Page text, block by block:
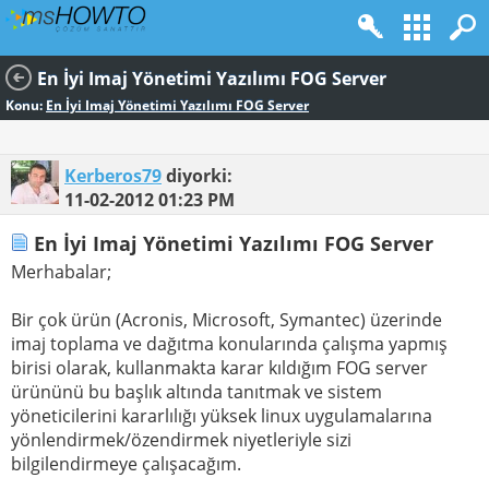
En İyi Imaj Yönetimi Yazılımı FOG Server
Konu: En İyi Imaj Yönetimi Yazılımı FOG Server
Kerberos79diyorki:
11-02-201201:23 PM
En İyi Imaj Yönetimi Yazılımı FOG Server
Merhabalar;
Bir çok ürün (Acronis, Microsoft, Symantec) üzerinde
imaj toplama ve dağıtma konularında çalışma yapmış
birisi olarak, kullanmakta karar kıldığım FOG server
ürününü bu başlık altında tanıtmak ve sistem
yöneticilerini kararlılığı yüksek linux uygulamalarına
yönlendirmek/özendirmek niyetleriyle sizi
bilgilendirmeye çalışacağım.